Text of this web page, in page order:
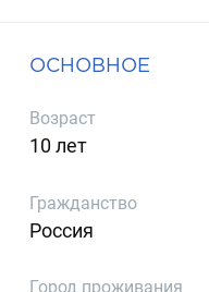
ОСНОВНОЕ
Возраст
10 лет
Гражданство
Россия
Город проживания